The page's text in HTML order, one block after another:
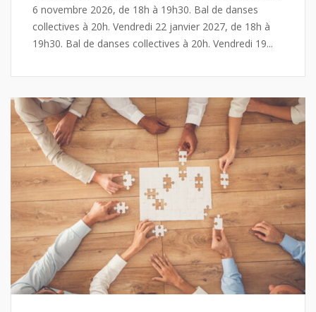
6 novembre 2026, de 18h à 19h30. Bal de danses
collectives à 20h. Vendredi 22 janvier 2027, de 18h à
19h30. Bal de danses collectives à 20h. Vendredi 19...